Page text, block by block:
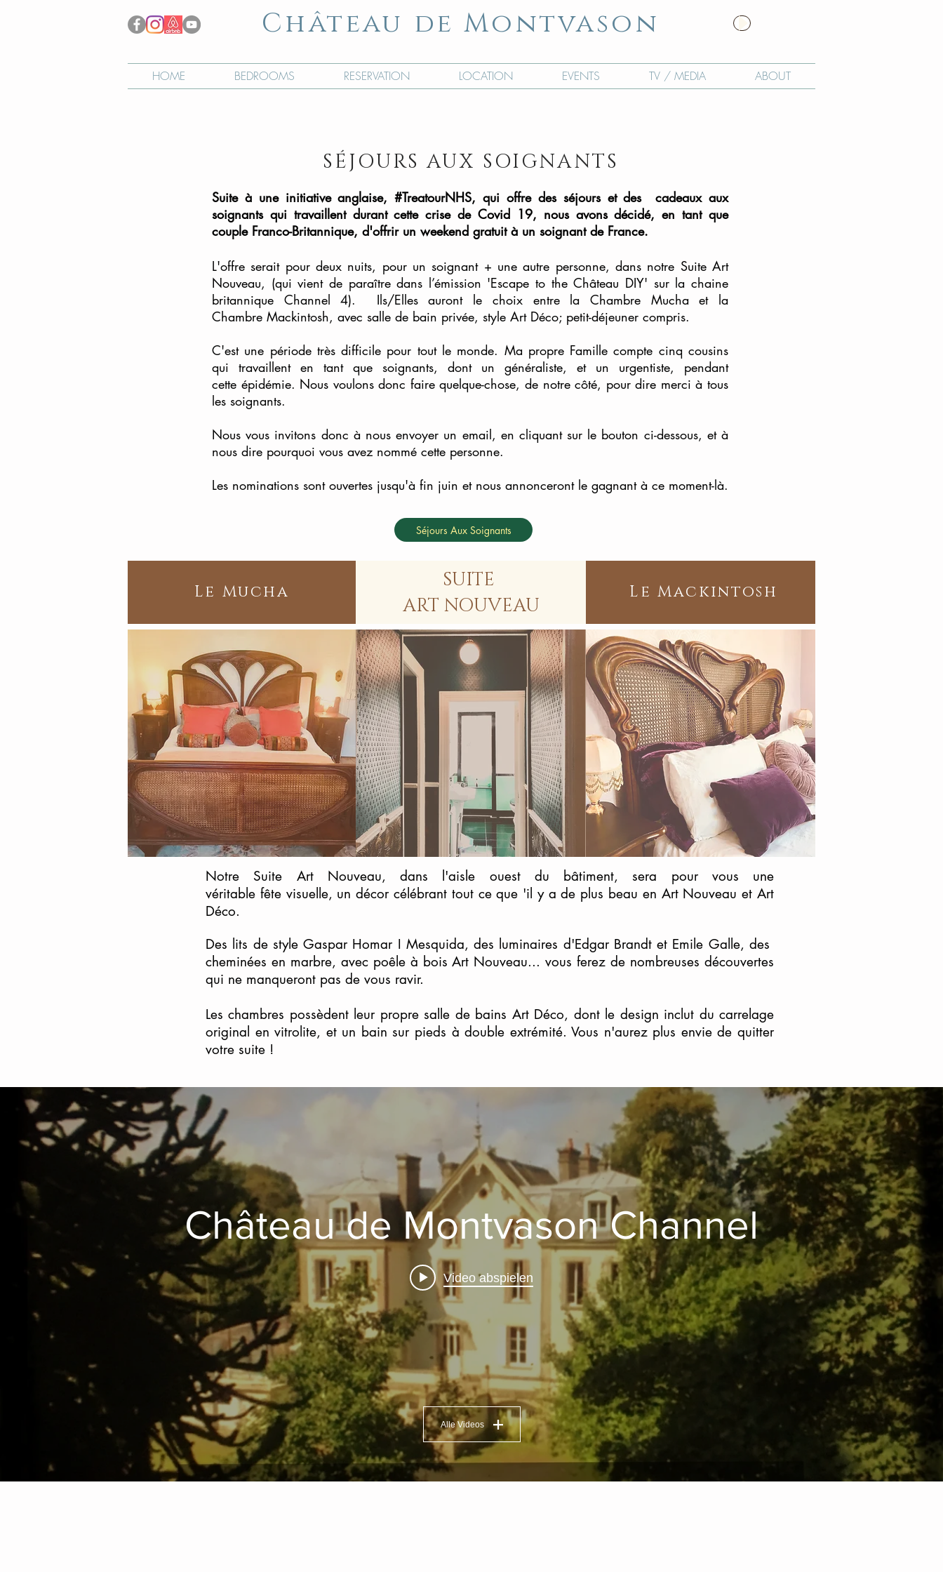
Château de Montvason
HOME BEDROOMS RESERVATION LOCATION EVENTS TV / MEDIA ABOUT
SÉJOURS AUX SOIGNANTS
Suite à une initiative anglaise, #TreatourNHS, qui offre des séjours et des cadeaux aux
soignants qui travaillent durant cette crise de Covid 19, nous avons décidé, en tant que
couple Franco-Britannique, d'offrir un weekend gratuit à un soignant de France.
L'offre serait pour deux nuits, pour un soignant + une autre personne, dans notre Suite Art
Nouveau, (qui vient de paraître dans l’émission 'Escape to the Château DIY' sur la chaine
britannique Channel 4). Ils/Elles auront le choix entre la Chambre Mucha et la
Chambre Mackintosh, avec salle de bain privée, style Art Déco; petit-déjeuner compris.
C'est une période très difficile pour tout le monde. Ma propre Famille compte cinq cousins
qui travaillent en tant que soignants, dont un généraliste, et un urgentiste, pendant
cette épidémie. Nous voulons donc faire quelque-chose, de notre côté, pour dire merci à tous
les soignants.
Nous vous invitons donc à nous envoyer un email, en cliquant sur le bouton ci-dessous, et à
nous dire pourquoi vous avez nommé cette personne.
Les nominations sont ouvertes jusqu'à fin juin et nous annonceront le gagnant à ce moment-là.
Séjours Aux Soignants
Le Mucha Le Mackintosh
SUITE
ART NOUVEAU
Notre Suite Art Nouveau, dans l'aisle ouest du bâtiment, sera pour vous une
véritable fête visuelle, un décor célébrant tout ce que 'il y a de plus beau en Art Nouveau et Art
Déco.
Des lits de style Gaspar Homar I Mesquida, des luminaires d'Edgar Brandt et Emile Galle, des
cheminées en marbre, avec poêle à bois Art Nouveau... vous ferez de nombreuses découvertes
qui ne manqueront pas de vous ravir.
Les chambres possèdent leur propre salle de bains Art Déco, dont le design inclut du carrelage
original en vitrolite, et un bain sur pieds à double extrémité. Vous n'aurez plus envie de quitter
votre suite !
LE
Château de Montvason Channel
Video abspielen
Alle Videos